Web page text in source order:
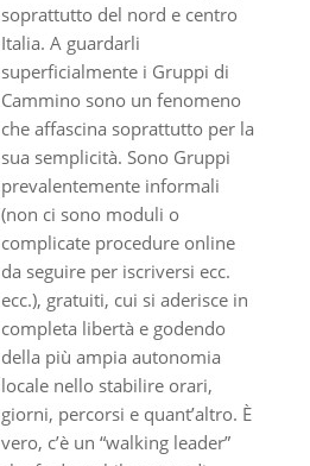
soprattutto del nord e centro
Italia. A guardarli
superficialmente i Gruppi di
Cammino sono un fenomeno
che affascina soprattutto per la
sua semplicità. Sono Gruppi
prevalentemente informali
(non ci sono moduli o
complicate procedure online
da seguire per iscriversi ecc.
ecc.), gratuiti, cui si aderisce in
completa libertà e godendo
della più ampia autonomia
locale nello stabilire orari,
giorni, percorsi e quant’altro. È
vero, c’è un “walking leader”